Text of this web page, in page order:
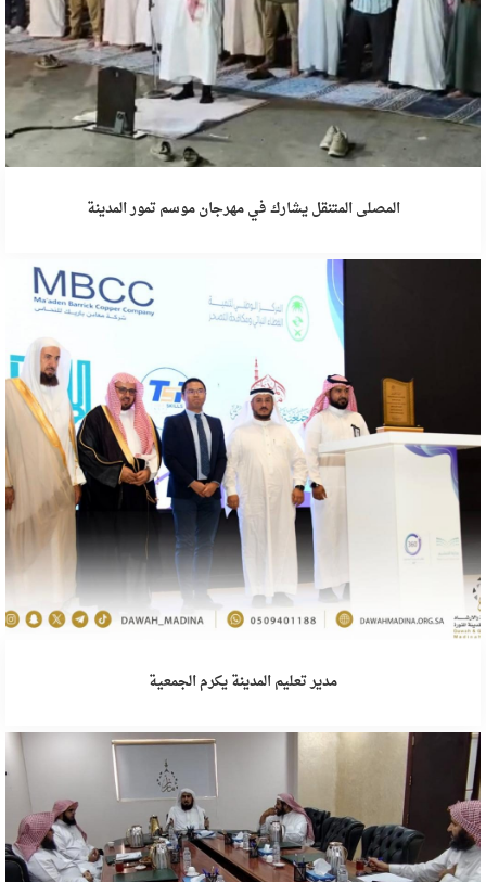
المصلى المتنقل يشارك في مهرجان موسم تمور المدينة
مدير تعليم المدينة يكرم الجمعية